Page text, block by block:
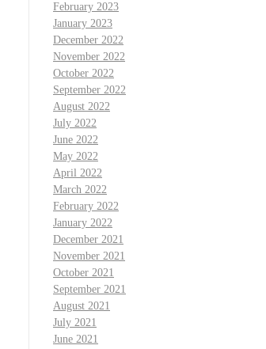
February 2023
January 2023
December 2022
November 2022
October 2022
September 2022
August 2022
July 2022
June 2022
May 2022
April 2022
March 2022
February 2022
January 2022
December 2021
November 2021
October 2021
September 2021
August 2021
July 2021
June 2021